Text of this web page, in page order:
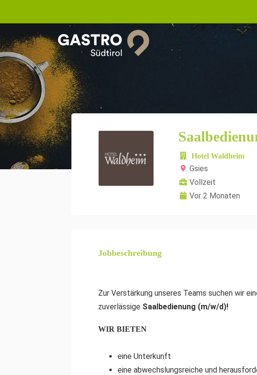
Hotel Waldheim
Gsies
Vollzeit
Vor 2 Monaten
Jobbeschreibung
Zur Verstärkung unseres Teams suchen wir
zuverlässige Saalbedienung (m/w/d)!
WIR BIETEN
eine Unterkunft
eine abwechslungsreiche und